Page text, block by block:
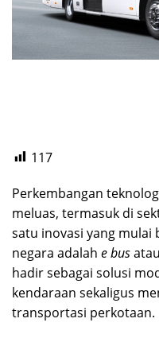
117
Perkembangan
meluas, termasuk di
satu inovasi yang mulai
negara adalah e bus
hadir sebagai solusi
kendaraan sekaligus
transportasi perkotaan.